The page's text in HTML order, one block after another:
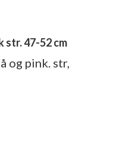
str. 47-52 cm
og pink. str,